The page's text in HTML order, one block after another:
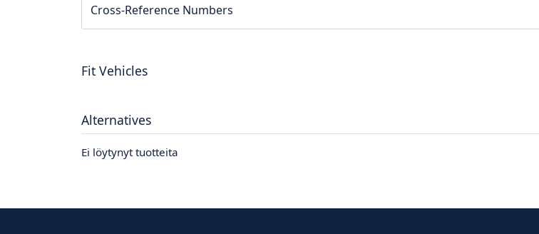
Cross-Reference Numbers
Fit Vehicles
Alternatives
Ei löytynyt tuotteita